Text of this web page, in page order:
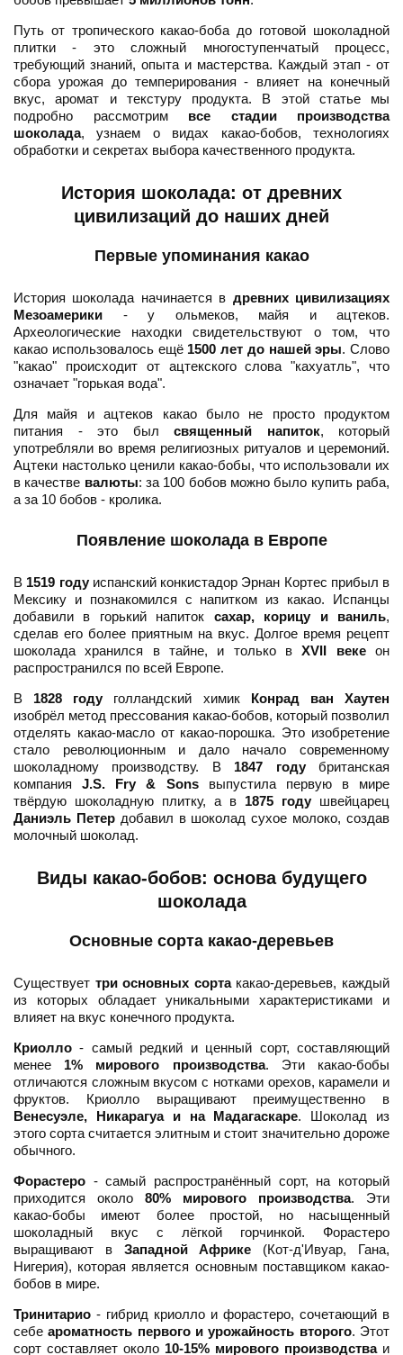
Путь от тропического какао-боба до готовой шоколадной
плитки - это сложный многоступенчатый процесс,
требующий знаний, опыта и мастерства. Каждый этап - от
сбора урожая до темперирования - влияет на конечный
вкус, аромат и текстуру продукта. В этой статье мы
подробно рассмотрим все стадии производства
шоколада, узнаем о видах какао-бобов, технологиях
обработки и секретах выбора качественного продукта.
История шоколада: от древних
цивилизаций до наших дней
Первые упоминания какао
История шоколада начинается в древних цивилизациях
Мезоамерики - у ольмеков, майя и ацтеков.
Археологические находки свидетельствуют о том, что
какао использовалось ещё 1500 лет до нашей эры. Слово
"какао" происходит от ацтекского слова "кахуатль", что
означает "горькая вода".
Для майя и ацтеков какао было не просто продуктом
питания - это был священный напиток, который
употребляли во время религиозных ритуалов и церемоний.
Ацтеки настолько ценили какао-бобы, что использовали их
в качестве валюты: за 100 бобов можно было купить раба,
а за 10 бобов - кролика.
Появление шоколада в Европе
В 1519 годуиспанский конкистадор Эрнан Кортес прибыл в
Мексику и познакомился с напитком из какао. Испанцы
добавили в горький напиток сахар, корицу и ваниль,
сделав его более приятным на вкус. Долгое время рецепт
шоколада хранился в тайне, и только вXVII векеон
распространился по всей Европе.
В 1828 году голландский химик Конрад ван Хаутен
изобрёл метод прессования какао-бобов, который позволил
отделять какао-масло от какао-порошка. Это изобретение
стало революционным и дало начало современному
шоколадному производству. В 1847 годубританская
компанияJ.S. Fry & Sonsвыпустила первую в мире
твёрдую шоколадную плитку, а в 1875 году швейцарец
Даниэль Петердобавил в шоколад сухое молоко, создав
молочный шоколад.
Виды какао-бобов: основа будущего
шоколада
Основные сорта какао-деревьев
Существует три основных сортакакао-деревьев, каждый
из которых обладает уникальными характеристиками и
влияет на вкус конечного продукта.
Криолло - самый редкий и ценный сорт, составляющий
менее 1% мирового производства. Эти какао-бобы
отличаются сложным вкусом с нотками орехов, карамели и
фруктов. Криолло выращивают преимущественно в
Венесуэле, Никарагуа и на Мадагаскаре. Шоколад из
этого сорта считается элитным и стоит значительно дороже
обычного.
Форастеро - самый распространённый сорт, на который
приходится около 80% мирового производства. Эти
какао-бобы имеют более простой, но насыщенный
шоколадный вкус с лёгкой горчинкой. Форастеро
выращивают в Западной Африке (Кот-д'Ивуар, Гана,
Нигерия), которая является основным поставщиком какао-
бобов в мире.
Тринитарио - гибрид криолло и форастеро, сочетающий в
себеароматность первого и урожайность второго. Этот
сорт составляет около 10-15% мирового производстваи